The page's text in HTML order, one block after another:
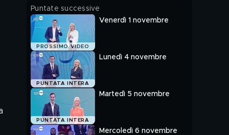
a rischio
la liposcultura
Chiesa
sessuali
Puntate successive
PROSSIMO VIDEO
Venerdì 1 novembre
PUNTATA INTERA
Lunedì 4 novembre
PUNTATA INTERA
Martedì 5 novembre
Mercoledì 6 novembre